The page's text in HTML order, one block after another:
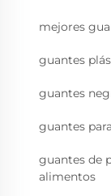
mejores
guantes
guantes
guantes
guantes de
alimentos